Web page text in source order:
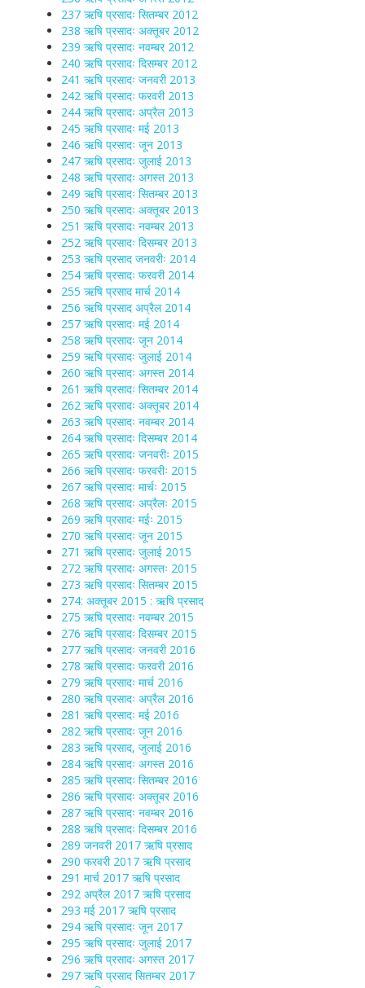
237 ऋषि प्रसादः सितम्बर 2012
238 ऋषि प्रसादः अक्तूबर 2012
239 ऋषि प्रसादः नवम्बर 2012
240 ऋषि प्रसादः दिसम्बर 2012
241 ऋषि प्रसादः जनवरी 2013
242 ऋषि प्रसादः फरवरी 2013
244 ऋषि प्रसादः अप्रैल 2013
245 ऋषि प्रसादः मई 2013
246 ऋषि प्रसादः जून 2013
247 ऋषि प्रसादः जुलाई 2013
248 ऋषि प्रसादः अगस्त 2013
249 ऋषि प्रसादः सितम्बर 2013
250 ऋषि प्रसादः अक्तूबर 2013
251 ऋषि प्रसादः नवम्बर 2013
252 ऋषि प्रसादः दिसम्बर 2013
253 ऋषि प्रसाद जनवरीः 2014
254 ऋषि प्रसादः फरवरी 2014
255 ऋषि प्रसाद मार्च 2014
256 ऋषि प्रसाद अप्रैल 2014
257 ऋषि प्रसादः मई 2014
258 ऋषि प्रसादः जून 2014
259 ऋषि प्रसादः जुलाई 2014
260 ऋषि प्रसादः अगस्त 2014
261 ऋषि प्रसादः सितम्बर 2014
262 ऋषि प्रसादः अक्तूबर 2014
263 ऋषि प्रसादः नवम्बर 2014
264 ऋषि प्रसादः दिसम्बर 2014
265 ऋषि प्रसादः जनवरीः 2015
266 ऋषि प्रसादः फरवरीः 2015
267 ऋषि प्रसादः मार्चः 2015
268 ऋषि प्रसादः अप्रैलः 2015
269 ऋषि प्रसादः मईः 2015
270 ऋषि प्रसादः जून 2015
271 ऋषि प्रसादः जुलाई 2015
272 ऋषि प्रसादः अगस्तः 2015
273 ऋषि प्रसादः सितम्बर 2015
274: अक्तूबर 2015 : ऋषि प्रसाद
275 ऋषि प्रसादः नवम्बर 2015
276 ऋषि प्रसादः दिसम्बर 2015
277 ऋषि प्रसादः जनवरी 2016
278 ऋषि प्रसादः फरवरी 2016
279 ऋषि प्रसादः मार्च 2016
280 ऋषि प्रसादः अप्रैल 2016
281 ऋषि प्रसादः मई 2016
282 ऋषि प्रसादः जून 2016
283 ऋषि प्रसाद, जुलाई 2016
284 ऋषि प्रसादः अगस्त 2016
285 ऋषि प्रसादः सितम्बर 2016
286 ऋषि प्रसादः अक्तूबर 2016
287 ऋषि प्रसादः नवम्बर 2016
288 ऋषि प्रसादः दिसम्बर 2016
289 जनवरी 2017 ऋषि प्रसाद
290 फरवरी 2017 ऋषि प्रसाद
291 मार्च 2017 ऋषि प्रसाद
292 अप्रैल 2017 ऋषि प्रसाद
293 मई 2017 ऋषि प्रसाद
294 ऋषि प्रसादः जून 2017
295 ऋषि प्रसादः जुलाई 2017
296 ऋषि प्रसादः अगस्त 2017
297 ऋषि प्रसाद सितम्बर 2017